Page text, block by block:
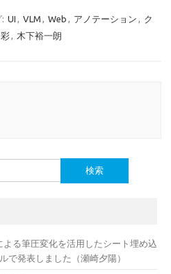
UI , VLM , Web , アノテーション , ク
, 木下裕一朗
よる筆圧変化を活用したシート埋め込
で発表しました（瀬崎夕陽）